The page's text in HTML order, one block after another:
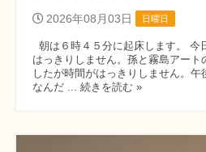
2026年08月03日 日曜日
朝は６時４５分に起床します。 今
はっきりしません。孫と霧島アー
したが時間がはっきりしません。
なんだ ... 続きを読む »